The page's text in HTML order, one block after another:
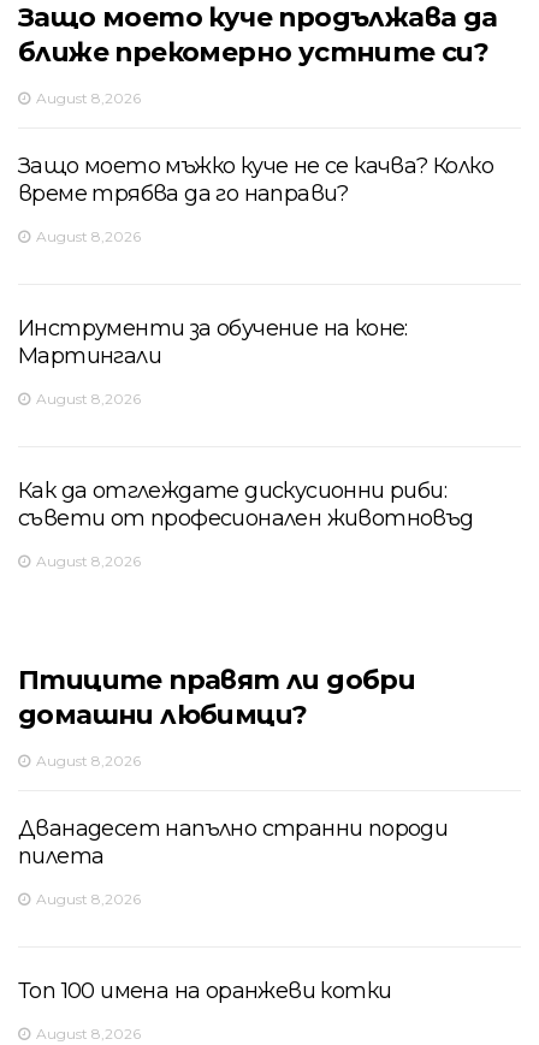
Защо моето куче продължава да
ближе прекомерно устните си?
August 8,2026
Защо моето мъжко куче не се качва? Колко
време трябва да го направи?
August 8,2026
Инструменти за обучение на коне:
Мартингали
August 8,2026
Как да отглеждате дискусионни риби:
съвети от професионален животновъд
August 8,2026
Птиците правят ли добри
домашни любимци?
August 8,2026
Дванадесет напълно странни породи
пилета
August 8,2026
Топ 100 имена на оранжеви котки
August 8,2026